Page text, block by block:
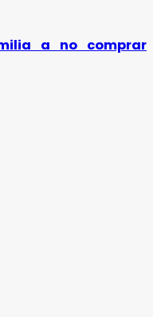
a no comprar